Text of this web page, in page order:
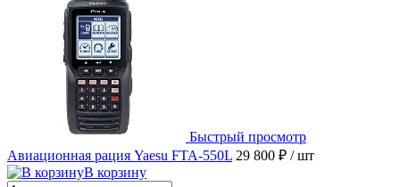
Быстрый просмотр
Авиационная рация Yaesu FTA-550L 29 800 ₽ / шт
В корзину